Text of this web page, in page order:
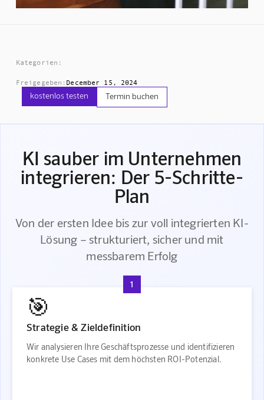
Kategorien:
Freigegeben: December 15, 2024
kostenlos testen Termin buchen
KI sauber im Unternehmen
integrieren: Der 5-Schritte-
Plan
Von der ersten Idee bis zur voll integrierten KI-
Lösung – strukturiert, sicher und mit
messbarem Erfolg
1
🎯
Strategie & Zieldefinition
Wir analysieren Ihre Geschäftsprozesse und identifizieren
konkrete Use Cases mit dem höchsten ROI-Potenzial.